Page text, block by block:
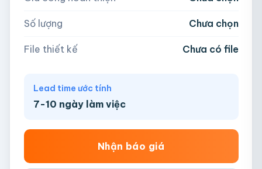
AI, PDF, EPS, PSD, PNG, JPG (tối đa 50MB)
Số lượng Chưa chọn
File thiết kế Chưa có file
Lead time ước tính
7-10 ngày làm việc
Nhận báo giá